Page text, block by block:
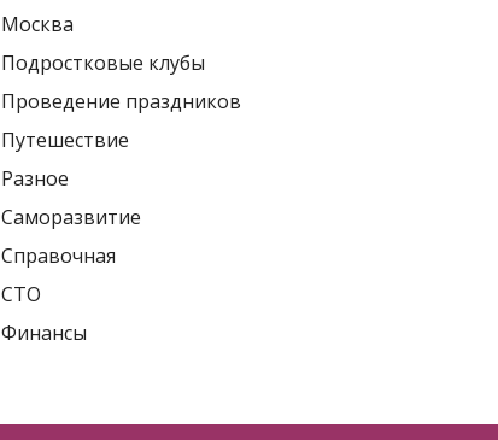
Москва
Подростковые клубы
Проведение праздников
Путешествие
Разное
Саморазвитие
Справочная
СТО
Финансы